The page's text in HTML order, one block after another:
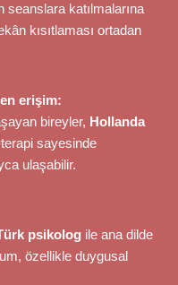
katılmalarına
kısıtlaması ortadan
erişim:
bireyler, Hollanda
terapi sayesinde
ulaşabilir.
psikolog ile ana dilde
özellikle duygusal